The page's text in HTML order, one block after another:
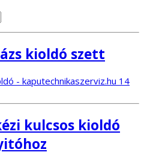
kioldó szett
14
kulcsos kioldó